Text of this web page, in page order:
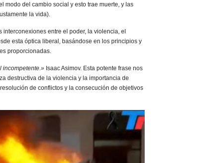
modo del cambio social y esto trae muerte, y las
la vida).
entre el poder, la violencia, el
esta óptica liberal, basándose en los principios y
proporcionadas.
incompetente.» Isaac Asimov. Esta potente frase nos
destructiva de la violencia y la importancia de
de conflictos y la consecución de objetivos